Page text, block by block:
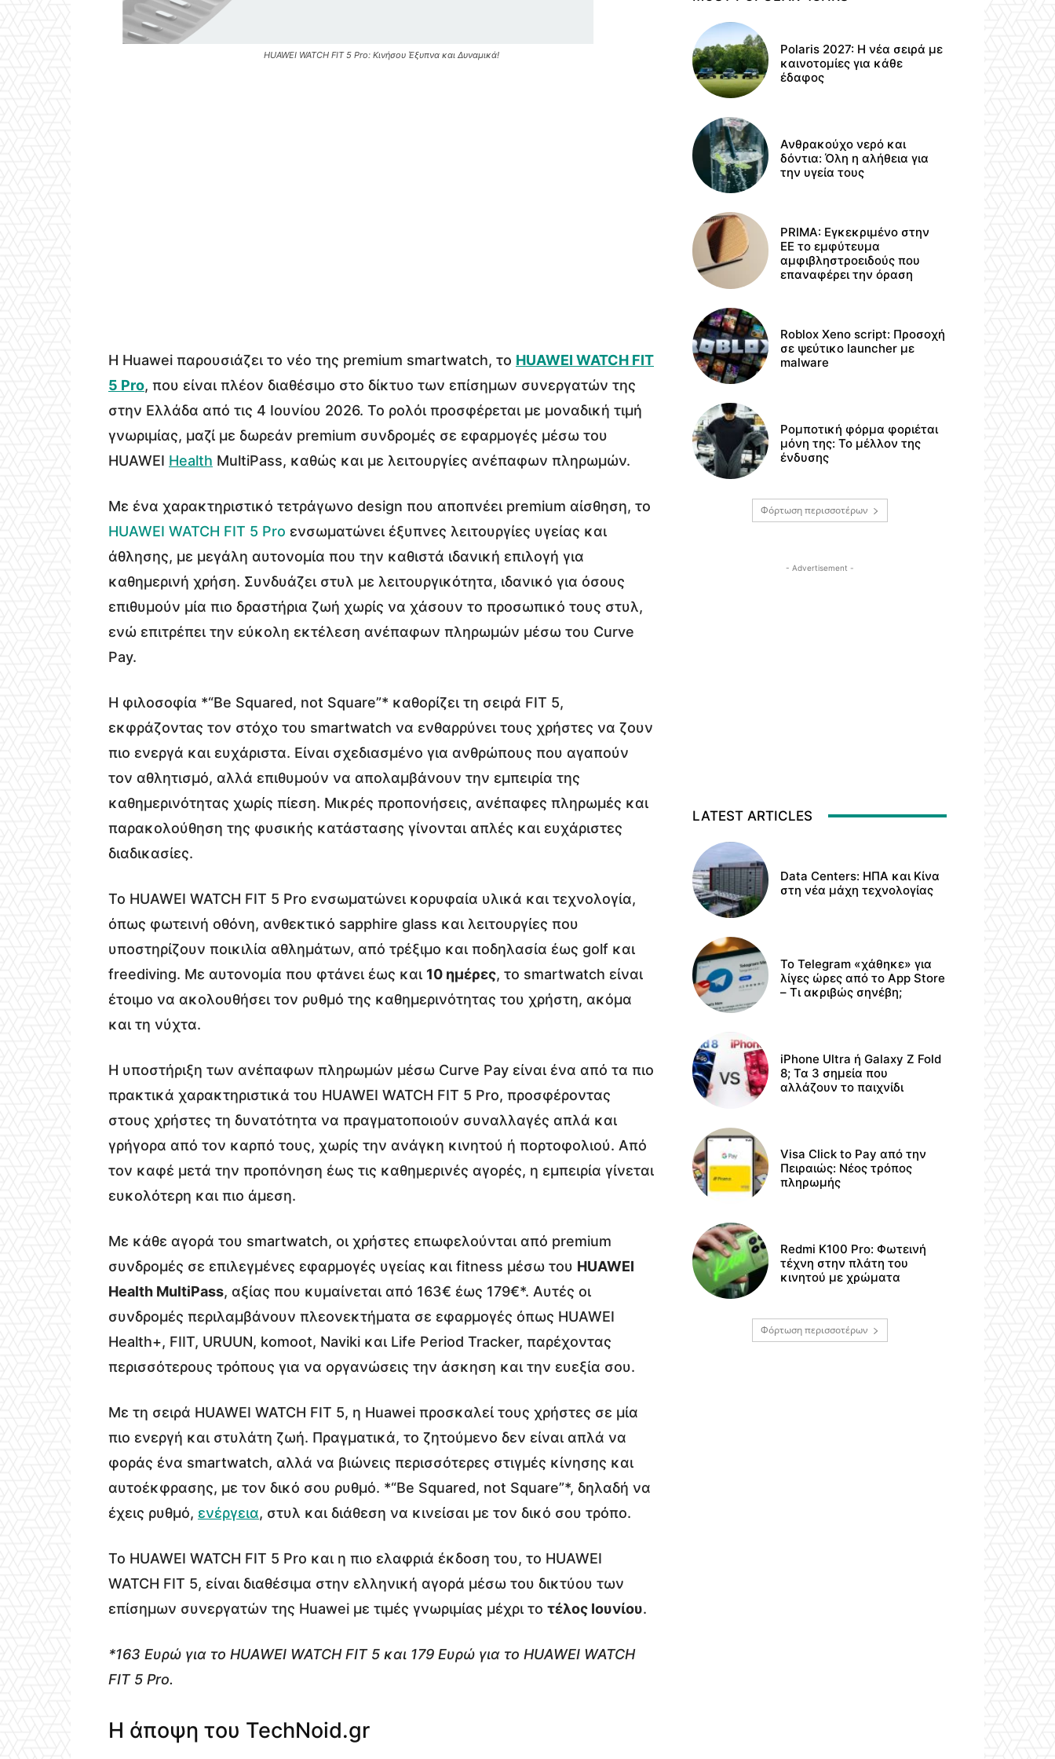
HUAWEI WATCH FIT 5 Pro: Κινήσου Έξυπνα και Δυναμικά!
Η Huawei παρουσιάζει το νέο της premium smartwatch, το HUAWEI WATCH FIT
5 Pro, που είναι πλέον διαθέσιμο στο δίκτυο των επίσημων συνεργατών της
στην Ελλάδα από τις 4 Ιουνίου 2026. Το ρολόι προσφέρεται με μοναδική τιμή
γνωριμίας, μαζί με δωρεάν premium συνδρομές σε εφαρμογές μέσω του
HUAWEI Health MultiPass, καθώς και με λειτουργίες ανέπαφων πληρωμών.
Με ένα χαρακτηριστικό τετράγωνο design που αποπνέει premium αίσθηση, το
HUAWEI WATCH FIT 5 Pro ενσωματώνει έξυπνες λειτουργίες υγείας και
άθλησης, με μεγάλη αυτονομία που την καθιστά ιδανική επιλογή για
καθημερινή χρήση. Συνδυάζει στυλ με λειτουργικότητα, ιδανικό για όσους
επιθυμούν μία πιο δραστήρια ζωή χωρίς να χάσουν το προσωπικό τους στυλ,
ενώ επιτρέπει την εύκολη εκτέλεση ανέπαφων πληρωμών μέσω του Curve
Pay.
Η φιλοσοφία *“Be Squared, not Square”* καθορίζει τη σειρά FIT 5,
εκφράζοντας τον στόχο του smartwatch να ενθαρρύνει τους χρήστες να ζουν
πιο ενεργά και ευχάριστα. Είναι σχεδιασμένο για ανθρώπους που αγαπούν
τον αθλητισμό, αλλά επιθυμούν να απολαμβάνουν την εμπειρία της
καθημερινότητας χωρίς πίεση. Μικρές προπονήσεις, ανέπαφες πληρωμές και
παρακολούθηση της φυσικής κατάστασης γίνονται απλές και ευχάριστες
διαδικασίες.
Το HUAWEI WATCH FIT 5 Pro ενσωματώνει κορυφαία υλικά και τεχνολογία,
όπως φωτεινή οθόνη, ανθεκτικό sapphire glass και λειτουργίες που
υποστηρίζουν ποικιλία αθλημάτων, από τρέξιμο και ποδηλασία έως golf και
freediving. Με αυτονομία που φτάνει έως και 10 ημέρες, το smartwatch είναι
έτοιμο να ακολουθήσει τον ρυθμό της καθημερινότητας του χρήστη, ακόμα
και τη νύχτα.
Η υποστήριξη των ανέπαφων πληρωμών μέσω Curve Pay είναι ένα από τα πιο
πρακτικά χαρακτηριστικά του HUAWEI WATCH FIT 5 Pro, προσφέροντας
στους χρήστες τη δυνατότητα να πραγματοποιούν συναλλαγές απλά και
γρήγορα από τον καρπό τους, χωρίς την ανάγκη κινητού ή πορτοφολιού. Από
τον καφέ μετά την προπόνηση έως τις καθημερινές αγορές, η εμπειρία γίνεται
ευκολότερη και πιο άμεση.
Με κάθε αγορά του smartwatch, οι χρήστες επωφελούνται από premium
συνδρομές σε επιλεγμένες εφαρμογές υγείας και fitness μέσω του HUAWEI
Health MultiPass, αξίας που κυμαίνεται από 163€ έως 179€*. Αυτές οι
συνδρομές περιλαμβάνουν πλεονεκτήματα σε εφαρμογές όπως HUAWEI
Health+, FIIT, URUUN, komoot, Naviki και Life Period Tracker, παρέχοντας
περισσότερους τρόπους για να οργανώσεις την άσκηση και την ευεξία σου.
Με τη σειρά HUAWEI WATCH FIT 5, η Huawei προσκαλεί τους χρήστες σε μία
πιο ενεργή και στυλάτη ζωή. Πραγματικά, το ζητούμενο δεν είναι απλά να
φοράς ένα smartwatch, αλλά να βιώνεις περισσότερες στιγμές κίνησης και
αυτοέκφρασης, με τον δικό σου ρυθμό. *“Be Squared, not Square”*, δηλαδή να
έχεις ρυθμό, ενέργεια, στυλ και διάθεση να κινείσαι με τον δικό σου τρόπο.
Το HUAWEI WATCH FIT 5 Pro και η πιο ελαφριά έκδοση του, το HUAWEI
WATCH FIT 5, είναι διαθέσιμα στην ελληνική αγορά μέσω του δικτύου των
επίσημων συνεργατών της Ηuawei με τιμές γνωριμίας μέχρι το τέλος Ιουνίου.
*163 Ευρώ για το HUAWEI WATCH FIT 5 και 179 Ευρώ για το HUAWEI WATCH
FIT 5 Pro.
Η άποψη του TechNoid.gr
Polaris 2027: Η νέα σειρά με
καινοτομίες για κάθε
έδαφος
Ανθρακούχο νερό και
δόντια: Όλη η αλήθεια για
την υγεία τους
PRIMA: Εγκεκριμένο στην
ΕΕ το εμφύτευμα
αμφιβληστροειδούς που
επαναφέρει την όραση
Roblox Xeno script: Προσοχή
σε ψεύτικο launcher με
malware
Ρομποτική φόρμα φοριέται
μόνη της: Το μέλλον της
ένδυσης
Φόρτωση περισσοτέρων
- Advertisement -
LATEST ARTICLES
Data Centers: ΗΠΑ και Κίνα
στη νέα μάχη τεχνολογίας
Το Telegram «χάθηκε» για
λίγες ώρες από το App Store
– Τι ακριβώς σηνέβη;
iPhone Ultra ή Galaxy Z Fold
8; Τα 3 σημεία που
αλλάζουν το παιχνίδι
Visa Click to Pay από την
Πειραιώς: Νέος τρόπος
πληρωμής
Redmi K100 Pro: Φωτεινή
τέχνη στην πλάτη του
κινητού με χρώματα
Φόρτωση περισσοτέρων